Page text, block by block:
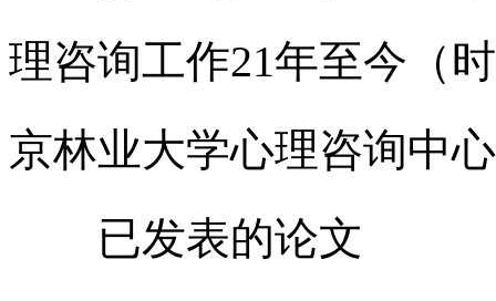
理咨询工作21年至今（
京林业大学心理咨询中
已发表的论文